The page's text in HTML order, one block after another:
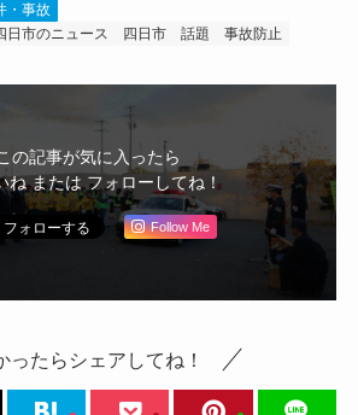
・事故
日市のニュース 四日市 話題 事故防止
の記事が気に入ったら
ね または フォローしてね！
Follow Me
ったらシェアしてね！